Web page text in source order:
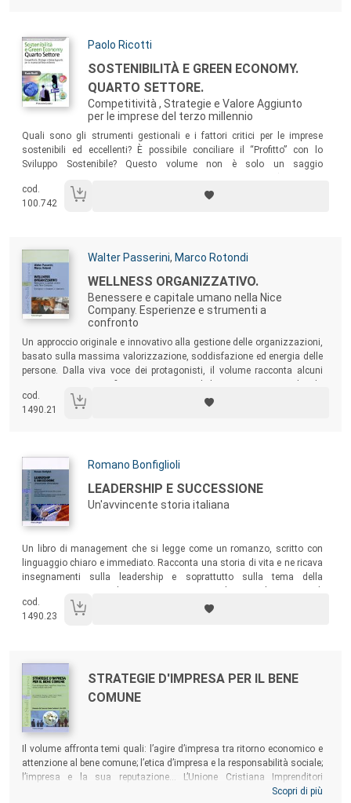
Autori:
Paolo Ricotti
Titolo:
SOSTENIBILITÀ E GREEN ECONOMY.
QUARTO SETTORE.
Competitività , Strategie e Valore Aggiunto
per le imprese del terzo millennio
Quali sono gli strumenti gestionali e i fattori critici per le imprese
sostenibili ed eccellenti? È possibile conciliare il “Profitto” con lo
Sviluppo Sostenibile? Questo volume non è solo un saggio
casi reali di imprese) che la via del “bene” può essere praticata già
oggi.
cod.
100.742
Autori:
Walter Passerini, Marco Rotondi
Titolo:
WELLNESS ORGANIZZATIVO.
Benessere e capitale umano nella Nice
Company. Esperienze e strumenti a
confronto
Un approccio originale e innovativo alla gestione delle organizzazioni,
basato sulla massima valorizzazione, soddisfazione ed energia delle
persone. Dalla viva voce dei protagonisti, il volume racconta alcuni
Bmw a Ikea, da Ibm a Martini & Rossi, passando da una PMI, la Robur,
fino alla Luxottica.
cod.
1490.21
Autori:
Romano Bonfiglioli
Titolo:
LEADERSHIP E SUCCESSIONE
Un'avvincente storia italiana
Sommario:
Un libro di management che si legge come un romanzo, scritto con
linguaggio chiaro e immediato. Racconta una storia di vita e ne ricava
insegnamenti sulla leadership e soprattutto sulla tema della
prima e seconda generazione.
cod.
1490.23
Autori:
Titolo:
STRATEGIE D'IMPRESA PER IL BENE
COMUNE
Sommario:
Il volume affronta temi quali: l’agire d’impresa tra ritorno economico e
attenzione al bene comune; l’etica d’impresa e la responsabilità sociale;
l’impresa e la sua reputazione... L’Unione Cristiana Imprenditori
Dirigenti cerca qui di dare il proprio contributo al dibattito intorno
Scopri di più